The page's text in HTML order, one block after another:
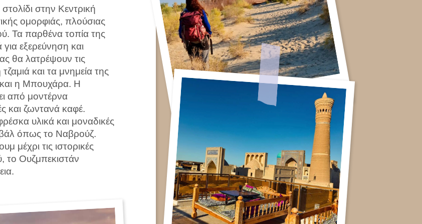
στην Κεντρική
ομορφιάς, πλούσιας
Τα παρθένα τοπία της
για εξερεύνηση και
θα λατρέψουν τις
και τα μνημεία της
η Μπουχάρα. Η
από μοντέρνα
και ζωντανά καφέ.
υλικά και μοναδικές
όπως το Ναβρούζ.
μέχρι τις ιστορικές
το Ουζμπεκιστάν